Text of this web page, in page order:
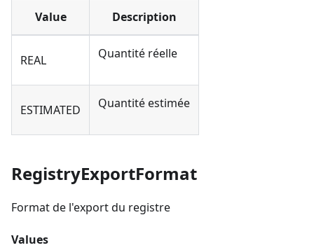
Value Description
REAL Quantité réelle
ESTIMATED Quantité estimée
RegistryExportFormat
Format de l'export du registre
Values